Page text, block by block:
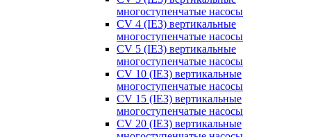
многоступенчатые насосы
CV 4 (IE3) вертикальные
многоступенчатые насосы
CV 5 (IE3) вертикальные
многоступенчатые насосы
CV 10 (IE3) вертикальные
многоступенчатые насосы
CV 15 (IE3) вертикальные
многоступенчатые насосы
CV 20 (IE3) вертикальные